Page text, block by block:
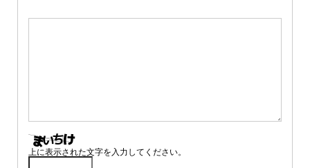
上に表示された文字を入力してください。